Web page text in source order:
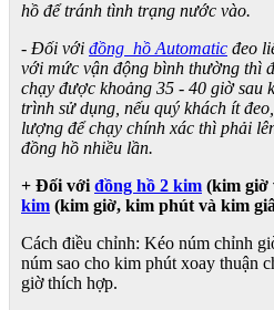
hồ để tránh tình trạng nước vào.
- Đối với đồng hồ Automatic đeo
với mức vận động bình thường thì
chạy được khoảng 35 - 40 giờ sau
trình sử dụng, nếu quý khách ít
lượng để chạy chính xác thì phải
đồng hồ nhiều lần.
+ Đối với đồng hồ 2 kim (kim giờ
kim (kim giờ, kim phút và kim
Cách điều chỉnh: Kéo núm chỉnh
núm sao cho kim phút xoay thuận
giờ thích hợp.